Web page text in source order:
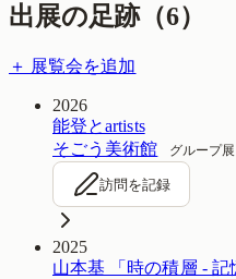
出展の足跡（6）
＋ 展覧会を追加
2026
能登とartists
そごう美術館
グループ展
訪問を記録
2025
山本基 「時の積層 - 記